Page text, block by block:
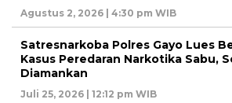
Agustus 2, 2026 | 4:30 pm WIB
Satresnarkoba Polres Gayo Lues
Kasus Peredaran Narkotika Sabu,
Diamankan
Juli 25, 2026 | 12:12 pm WIB